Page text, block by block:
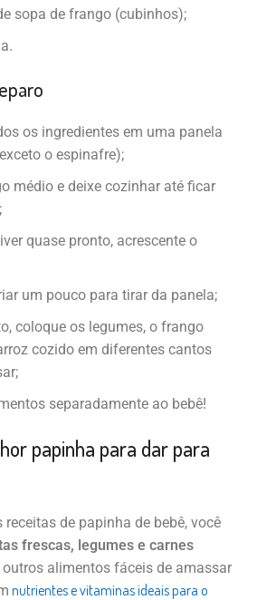
sopa de frango (cubinhos);
os ingredientes em uma panela
o espinafre);
médio e deixe cozinhar até ficar
quase pronto, acrescente o
um pouco para tirar da panela;
coloque os legumes, o frango
cozido em diferentes cantos
separadamente ao bebê!
papinha para dar para
receitas de papinha de bebê, você
frescas, legumes e carnes
outros alimentos fáceis de amassar
nutrientes e vitaminas ideais para o